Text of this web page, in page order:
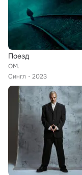
Поезд
OM.
Сингл
2023